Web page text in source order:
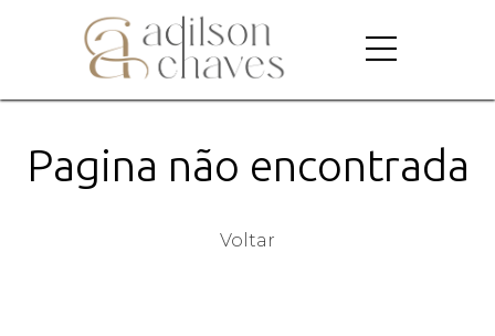
Pagina não encontrada
Voltar